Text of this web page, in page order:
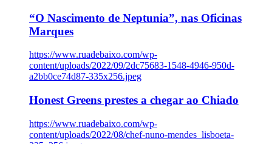
“O Nascimento de Neptunia”, nas Oficinas
Marques
https://www.ruadebaixo.com/wp-
content/uploads/2022/09/2dc75683-1548-4946-950d-
a2bb0ce74d87-335x256.jpeg
Honest Greens prestes a chegar ao Chiado
https://www.ruadebaixo.com/wp-
content/uploads/2022/08/chef-nuno-mendes_lisboeta-